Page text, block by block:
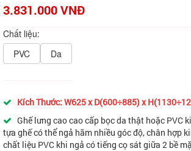
3.831.000 VNĐ
Chất liệu:
PVC
Da
Kích Thước: W625 x D(600÷885) x
Ghế lưng cao cao cấp bọc da thật hoặc PVC
tựa ghế có thể ngả hãm nhiều góc độ, chân hợp
chất liệu PVC khi ngả có tiếng cọ sát giữa 2 bề